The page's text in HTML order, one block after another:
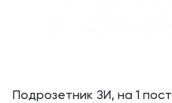
Подрозетник ЗИ, на 1 пост